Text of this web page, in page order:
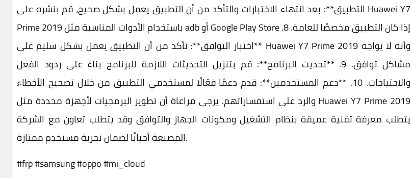
التطبيق**: بعد انتهاء الاختبارات والتأكد من أن التطبيق يعمل بشكل صحيح، قم بنشره على Huawei Y7
Prime 2019 باستخدام الأدوات المناسبة مثل adb أو Google Play Store إذا كان التطبيق مخصصًا للعامة. 8.
**اختبار التوافق**: تأكد من أن التطبيق يعمل بشكل سليم على Huawei Y7 Prime 2019 وأنه لا يواجه
مشاكل توافق. 9. **تحديث البرنامج**: قم بتنزيل التحديثات اللازمة للبرنامج بناءً على ردود الفعل
والاحتياجات. 10. **دعم المستخدمين**: قدم دعمًا فعّالًا لمستخدمي التطبيق من خلال تصحيح الأخطاء
والرد على استفساراتهم. يرجى مراعاة أن تطوير البرمجيات لأجهزة محددة مثل Huawei Y7 Prime 2019
يتطلب معرفة تقنية عميقة بنظام التشغيل ومكونات الجهاز والتوافق وقد يتطلب تعاون مع الشركة
المصنعة أحيانًا لضمان تجربة مستخدم ممتازة.
#frp#samsung#oppo#mi_cloud